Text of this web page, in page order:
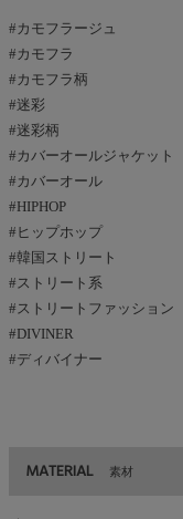
#カモフラージュ
#カモフラ
#カモフラ柄
#迷彩
#迷彩柄
#カバーオールジャケット
#カバーオール
#HIPHOP
#ヒップホップ
#韓国ストリート
#ストリート系
#ストリートファッション
#DIVINER
#ディバイナー
MATERIAL 素材